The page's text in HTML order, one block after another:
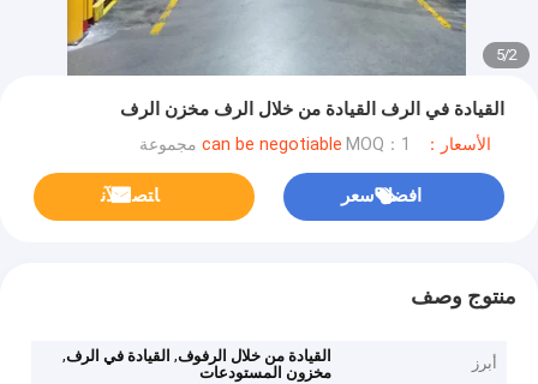
2
/
5
القيادة في الرف القيادة من خلال الرف مخزن الرف
الأسعار：can be negotiable MOQ：1 مجموعة
افضل سعر ﺎﺘﺼﻟ ﺍﻶﻧ
منتوج وصف
أبرز القيادة من خلال الرفوف, القيادة في الرف,
مخزون المستودعات